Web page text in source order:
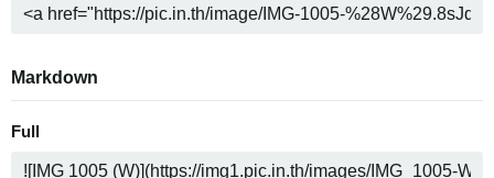
Markdown
Full